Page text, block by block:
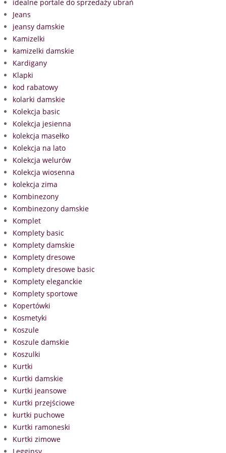
idealne portale do sprzedaży ubrań
Jeans
jeansy damskie
Kamizelki
kamizelki damskie
Kardigany
Klapki
kod rabatowy
kolarki damskie
Kolekcja basic
Kolekcja jesienna
kolekcja masełko
Kolekcja na lato
Kolekcja welurów
Kolekcja wiosenna
kolekcja zima
Kombinezony
Kombinezony damskie
Komplet
Komplety basic
Komplety damskie
Komplety dresowe
Komplety dresowe basic
Komplety eleganckie
Komplety sportowe
Kopertówki
Kosmetyki
Koszule
Koszule damskie
Koszulki
Kurtki
Kurtki damskie
Kurtki jeansowe
Kurtki przejściowe
kurtki puchowe
Kurtki ramoneski
Kurtki zimowe